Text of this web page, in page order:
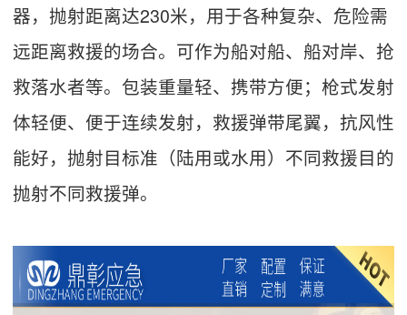
器，抛射距离达230米，用于各种复杂、危险需
远距离救援的场合。可作为船对船、船对岸、抢
救落水者等。包装重量轻、携带方便；枪式发射
体轻便、便于连续发射，救援弹带尾翼，抗风性
能好，抛射目标准（陆用或水用）不同救援目的
抛射不同救援弹。